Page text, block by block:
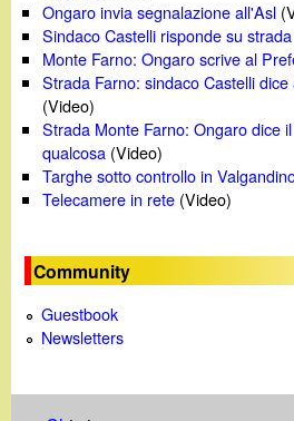
Ongaro invia segnalazione all'Asl
Sindaco Castelli risponde su
Monte Farno: Ongaro scrive al
Strada Farno: sindaco Castelli
(Video)
Strada Monte Farno: Ongaro dice
qualcosa (Video)
Targhe sotto controllo in
Telecamere in rete (Video)
Community
Guestbook
Newsletters